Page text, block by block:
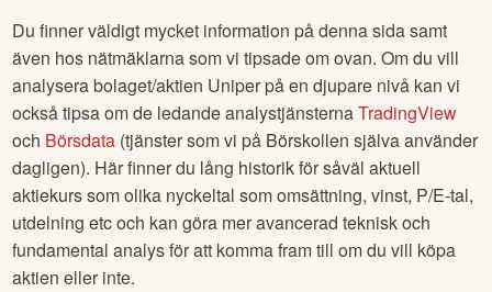
Du finner väldigt mycket information på denna sida samt
även hos nätmäklarna som vi tipsade om ovan. Om du vill
analysera bolaget/aktien Uniper på en djupare nivå kan vi
också tipsa om de ledande analystjänsternaTradingView
och Börsdata (tjänster som vi på Börskollen själva använder
dagligen). Här finner du lång historik för såväl aktuell
aktiekurs som olika nyckeltal som omsättning, vinst, P/E-tal,
utdelning etc och kan göra mer avancerad teknisk och
fundamental analys för att komma fram till om du vill köpa
aktien eller inte.